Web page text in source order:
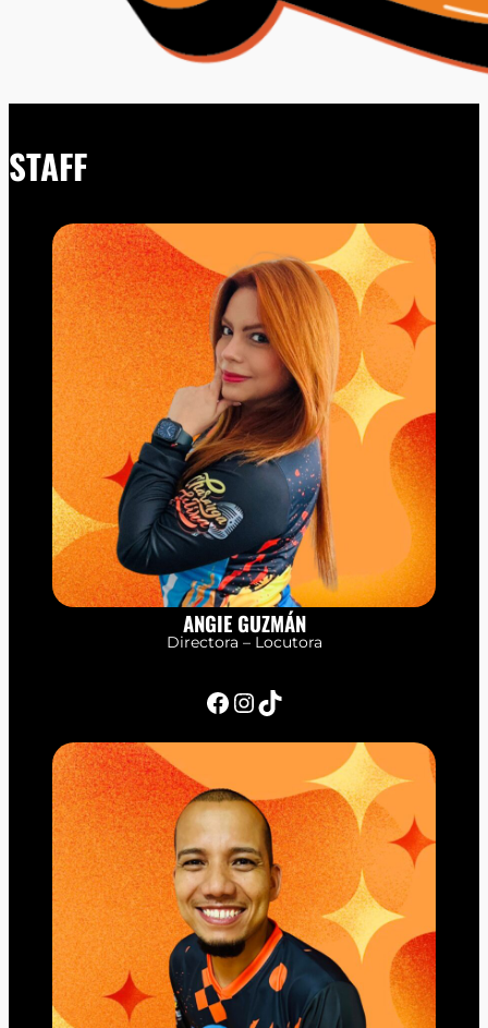
STAFF
ANGIE GUZMÁN
Directora – Locutora
Facebook InstagramTikTok